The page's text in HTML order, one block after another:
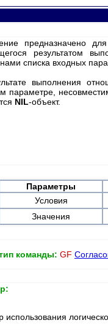
предназначено
результатом
списка входных
выполнения
параметре,
NIL-объект.
Параметры
Условия
Значения
команды: GF
использования